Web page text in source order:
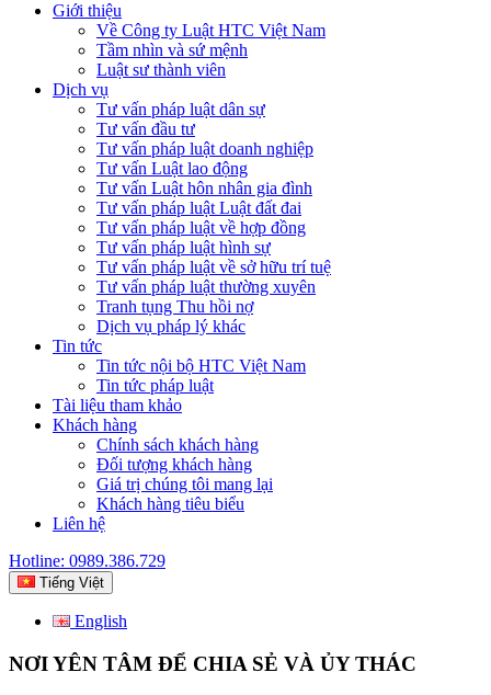
Giới thiệu
Về Công ty Luật HTC Việt Nam
Tầm nhìn và sứ mệnh
Luật sư thành viên
Dịch vụ
Tư vấn pháp luật dân sự
Tư vấn đầu tư
Tư vấn pháp luật doanh nghiệp
Tư vấn Luật lao động
Tư vấn Luật hôn nhân gia đình
Tư vấn pháp luật Luật đất đai
Tư vấn pháp luật về hợp đồng
Tư vấn pháp luật hình sự
Tư vấn pháp luật về sở hữu trí tuệ
Tư vấn pháp luật thường xuyên
Tranh tụng Thu hồi nợ
Dịch vụ pháp lý khác
Tin tức
Tin tức nội bộ HTC Việt Nam
Tin tức pháp luật
Tài liệu tham khảo
Khách hàng
Chính sách khách hàng
Đối tượng khách hàng
Giá trị chúng tôi mang lại
Khách hàng tiêu biểu
Liên hệ
Hotline: 0989.386.729
Tiếng Việt
English
NƠI YÊN TÂM ĐỂ CHIA SẺ VÀ ỦY THÁC